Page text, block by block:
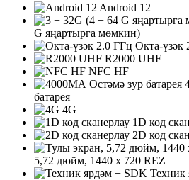
Android 12
G яңартырга мөмкин)
Окта-үзәк
R2000 UHF
NFC HF
батарея
4G
1D код
2D код
5,72 дюйм, 1440 x 720 REZ
Техник